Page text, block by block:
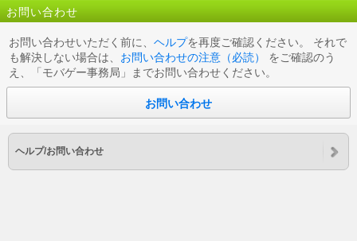
お問い合わせ
お問い合わせいただく前に、 ヘルプを再度ご確認ください。 それで
も解決しない場合は、 お問い合わせの注意（必読）
をご確認のう
え、「モバゲー事務局」までお問い合わせください。
お問い合わせ
ヘルプ/お問い合わせ